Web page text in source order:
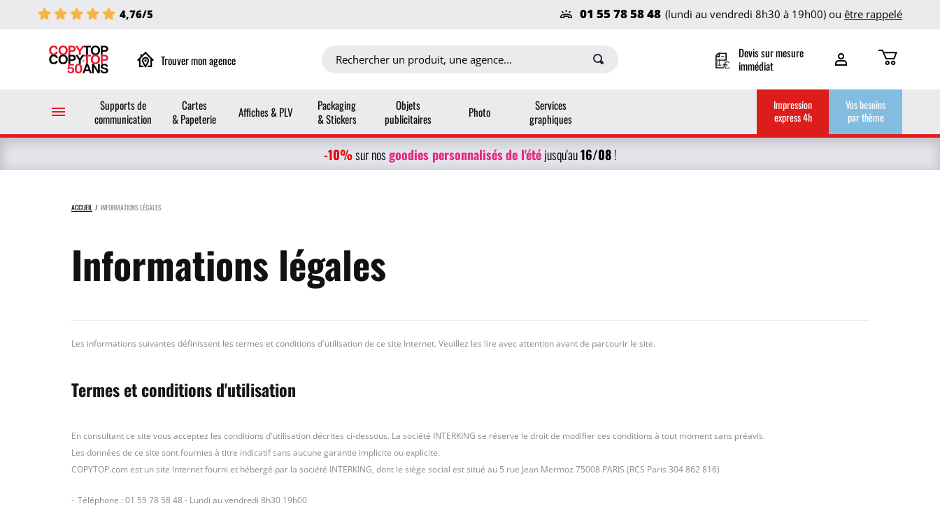
4,76/5 01 55 78 58 48 (lundi au vendredi 8h30 à 19h00) ouêtre rappelé
Trouver mon agence
Devis sur mesure
immédiat
Supports de
communication
Cartes
& Papeterie
Affiches & PLV
Packaging
& Stickers
Objets
publicitaires
Photo
Services
graphiques
Impression
express 4h
Vos besoins
par thème
-10%sur nosgoodies personnalisésde l'étéjusqu'au16/08!
ACCUEIL INFORMATIONS LÉGALES
Informations légales
Les informations suivantes définissent les termes et conditions d'utilisation de ce site Internet. Veuillez les lire avec attention avant de parcourir le site.
Termes et conditions d'utilisation
En consultant ce site vous acceptez les conditions d'utilisation décrites ci-dessous. La société INTERKING se réserve le droit de modifier ces conditions à tout moment sans préavis.
Les données de ce site sont fournies à titre indicatif sans aucune garantie implicite ou explicite.
COPYTOP.com est un site Internet fourni et hébergé par la société INTERKING, dont le siège social est situé au 5 rue Jean Mermoz 75008 PARIS (RCS Paris 304 862 816)
Téléphone : 01 55 78 58 48 - Lundi au vendredi 8h30 19h00